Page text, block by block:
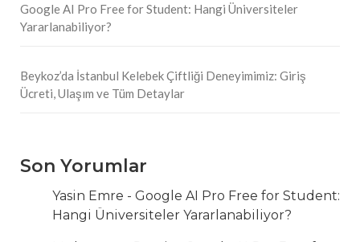
Google AI Pro Free for Student: Hangi Üniversiteler
Yararlanabiliyor?
Beykoz’da İstanbul Kelebek Çiftliği Deneyimimiz: Giriş
Ücreti, Ulaşım ve Tüm Detaylar
Son Yorumlar
Yasin Emre - Google AI Pro Free for Student:
Hangi Üniversiteler Yararlanabiliyor?